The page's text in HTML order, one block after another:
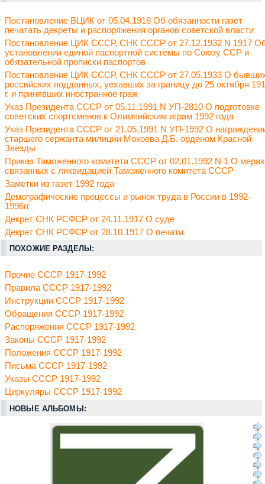
Постановление ВЦИК от 05.04.1918 Об обязанности газет
печатать декреты и распоряжения органов советской власти
Постановление ЦИК СССР, СНК СССР от 27.12.1932 N 1917
установлении единой паспортной системы по Союзу ССР и
обязательной прописки паспортов
Постановление ЦИК СССР, СНК СССР от 27.05.1933 О
российских подданных, уехавших за границу до 25 октября
г. и принявших иностранное граж
Указ Президента СССР от 05.11.1991 N УП-2810 О подготовке
советских спортсменов к Олимпийским играм 1992 года
Указ Президента СССР от 21.05.1991 N УП-1992 О
старшего сержанта милиции Мокоева Д.Б. орденом Красной
Звезды
Приказ Таможенного комитета СССР от 02.01.1992 N 1 О
связанных с ликвидацией Таможенного комитета СССР
Заметки из газет 1992 года
Демографические процессы и рынок труда в России в 1992-
1996гг
Декрет СНК РСФСР от 24.11.1917 О суде
Декрет СНК РСФСР от 28.10.1917 О печати
ПОХОЖИЕ РАЗДЕЛЫ:
Прочие СССР 1917-1992
Правила СССР 1917-1992
Инструкции СССР 1917-1992
Обращения СССР 1917-1992
Распоряжения СССР 1917-1992
Законы СССР 1917-1992
Положения СССР 1917-1992
Письма СССР 1917-1992
Указы СССР 1917-1992
Циркуляры СССР 1917-1992
НОВЫЕ АЛЬБОМЫ: